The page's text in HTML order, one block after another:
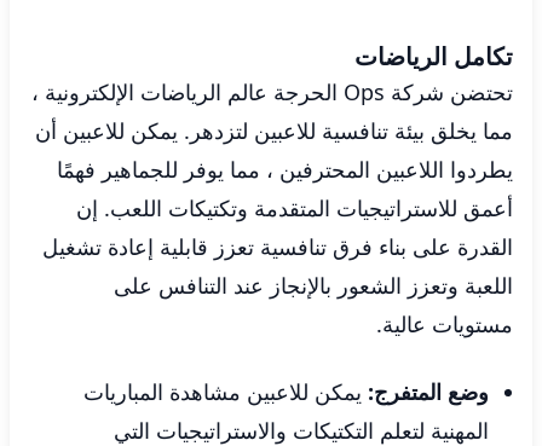
تكامل الرياضات
تحتضن شركة Ops الحرجة عالم الرياضات الإلكترونية ،
مما يخلق بيئة تنافسية للاعبين لتزدهر. يمكن للاعبين أن
يطردوا اللاعبين المحترفين ، مما يوفر للجماهير فهمًا
أعمق للاستراتيجيات المتقدمة وتكتيكات اللعب. إن
القدرة على بناء فرق تنافسية تعزز قابلية إعادة تشغيل
اللعبة وتعزز الشعور بالإنجاز عند التنافس على
مستويات عالية.
وضع المتفرج: يمكن للاعبين مشاهدة المباريات
المهنية لتعلم التكتيكات والاستراتيجيات التي